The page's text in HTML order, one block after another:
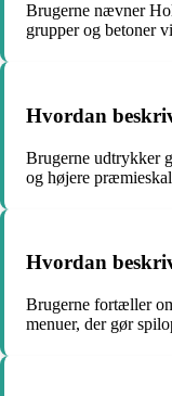
Brugerne nævner
grupper og betoner
Hvordan
Brugerne udtrykker
og højere
Hvordan
Brugerne fortæller
menuer, der gør